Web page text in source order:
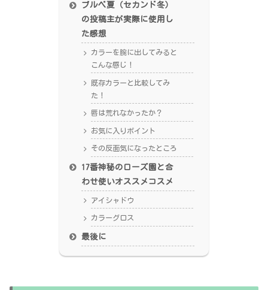
ブルベ夏（セカンド冬）
の投稿主が実際に使用し
た感想
カラーを腕に出してみると
こんな感じ！
既存カラーと比較してみ
た！
唇は荒れなかったか？
お気に入りポイント
その反面気になったところ
17番神秘のローズ園と合
わせ使いオススメコスメ
アイシャドウ
カラーグロス
最後に